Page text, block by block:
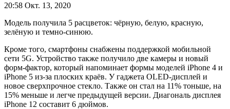
20:58 Окт. 13, 2020
Модель получила 5 расцветок: чёрную, белую, красную,
зелёную и темно-синюю.
Кроме того, смартфоны снабжены поддержкой мобильной
сети 5G. Устройство также получило две камеры и новый
форм-фактор, который напоминает формы моделей iPhone 4 и
iPhone 5 из-за плоских краёв. У гаджета OLED-дисплей и
новое сверхпрочное стекло. Также он стал на 11% тоньше, на
15% меньше и легче предыдущей версии. Диагональ дисплея
iPhone 12 составит 6 дюймов.